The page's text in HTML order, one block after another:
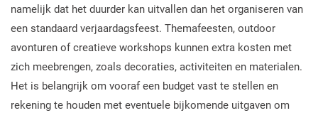
namelijk dat het duurder kan uitvallen dan het organiseren van
een standaard verjaardagsfeest. Themafeesten, outdoor
avonturen of creatieve workshops kunnen extra kosten met
zich meebrengen, zoals decoraties, activiteiten en materialen.
Het is belangrijk om vooraf een budget vast te stellen en
rekening te houden met eventuele bijkomende uitgaven om